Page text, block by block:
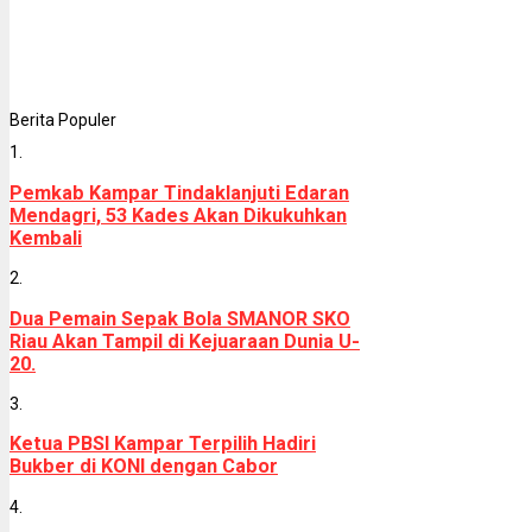
Berita Populer
1.
Pemkab Kampar Tindaklanjuti Edaran
Mendagri, 53 Kades Akan Dikukuhkan
Kembali
2.
Dua Pemain Sepak Bola SMANOR SKO
Riau Akan Tampil di Kejuaraan Dunia U-
20.
3.
Ketua PBSI Kampar Terpilih Hadiri
Bukber di KONI dengan Cabor
4.